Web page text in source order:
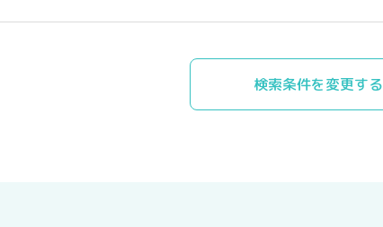
検索条件を変更する